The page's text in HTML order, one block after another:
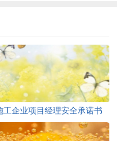
工企业项目经理安全承诺书